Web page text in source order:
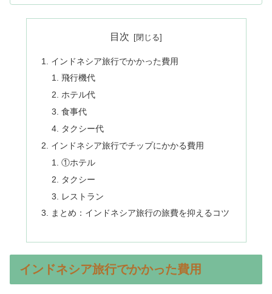
目次
インドネシア旅行でかかった費用
飛行機代
ホテル代
食事代
タクシー代
インドネシア旅行でチップにかかる費用
①ホテル
タクシー
レストラン
まとめ：インドネシア旅行の旅費を抑えるコツ
インドネシア旅行でかかった費用